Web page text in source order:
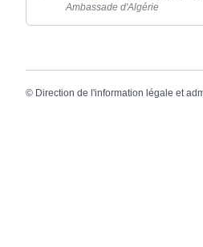
Ambassade d'Algérie
© Direction de l'information légale et